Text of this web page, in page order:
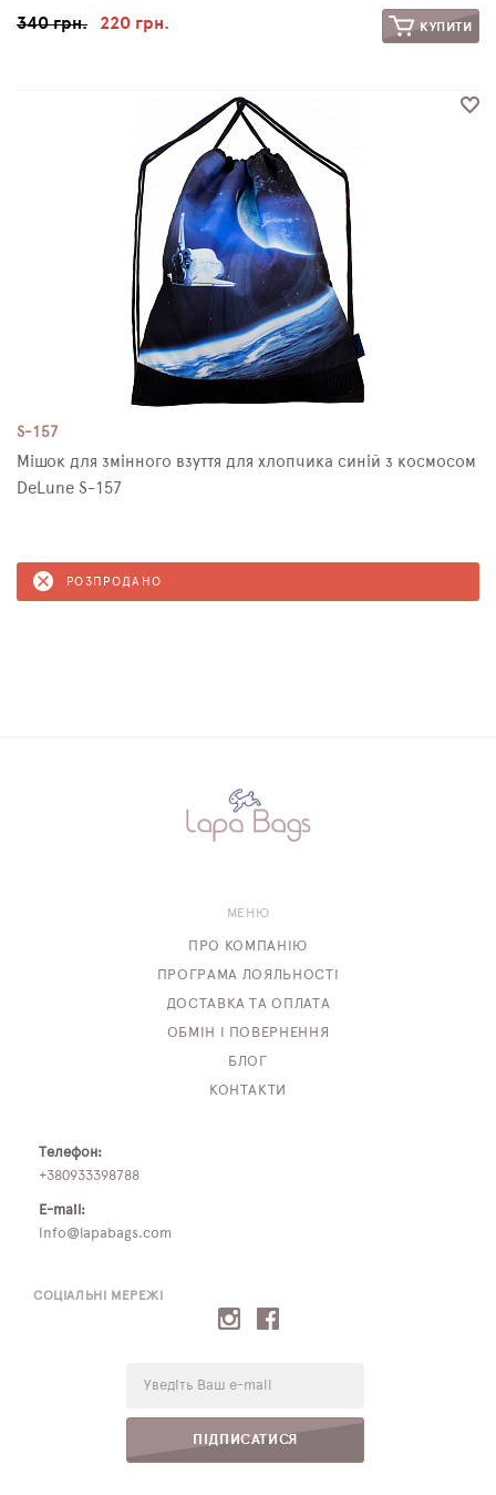
340 грн. 220 грн. КУПИТИ
S-157
Мішок для змінного взуття для хлопчика синій з космосом
DeLune S-157
РОЗПРОДАНО
СОЦІАЛЬНІ МЕРЕЖІ
ПІДПИСАТИСЯ
МЕНЮ
ПРО КОМПАНІЮ
ПРОГРАМА ЛОЯЛЬНОСТІ
ДОСТАВКА ТА ОПЛАТА
ОБМІН І ПОВЕРНЕННЯ
БЛОГ
КОНТАКТИ
Телефон:
+380933398788
E-mail:
info@lapabags.com